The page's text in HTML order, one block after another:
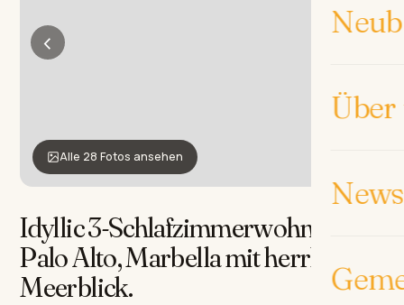
Über
‹ ›
Alle 28 Fotos ansehen
Idyllic 3-Schlafzimmerwohnung in
Palo Alto, Marbella mit herrlichem
Meerblick.